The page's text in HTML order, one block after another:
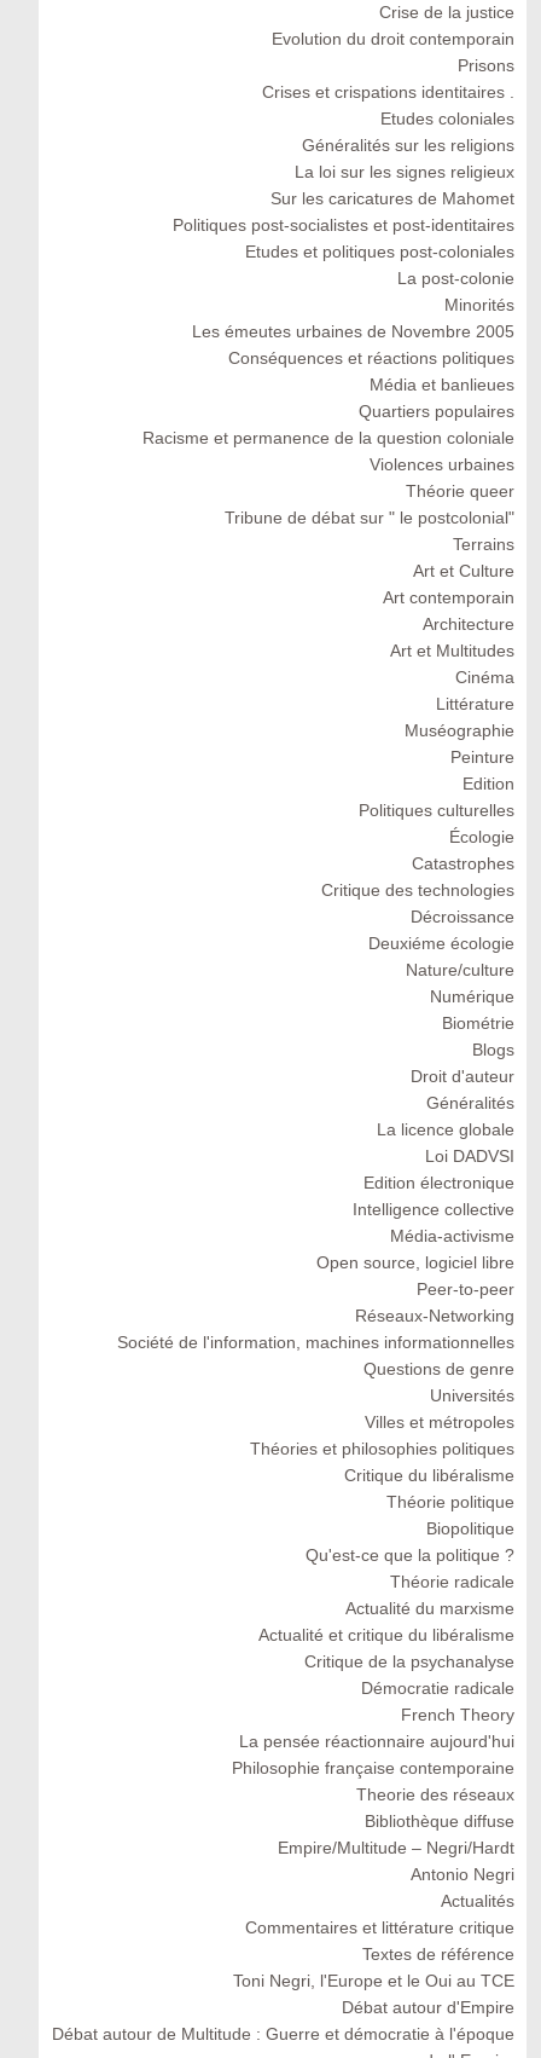
Crise de la justice
Evolution du droit contemporain
Prisons
Crises et crispations identitaires .
Etudes coloniales
Généralités sur les religions
La loi sur les signes religieux
Sur les caricatures de Mahomet
Politiques post-socialistes et post-identitaires
Etudes et politiques post-coloniales
La post-colonie
Minorités
Les émeutes urbaines de Novembre 2005
Conséquences et réactions politiques
Média et banlieues
Quartiers populaires
Racisme et permanence de la question coloniale
Violences urbaines
Théorie queer
Tribune de débat sur " le postcolonial"
Terrains
Art et Culture
Art contemporain
Architecture
Art et Multitudes
Cinéma
Littérature
Muséographie
Peinture
Edition
Politiques culturelles
Écologie
Catastrophes
Critique des technologies
Décroissance
Deuxiéme écologie
Nature/culture
Numérique
Biométrie
Blogs
Droit d'auteur
Généralités
La licence globale
Loi DADVSI
Edition électronique
Intelligence collective
Média-activisme
Open source, logiciel libre
Peer-to-peer
Réseaux-Networking
Société de l'information, machines informationnelles
Questions de genre
Universités
Villes et métropoles
Théories et philosophies politiques
Critique du libéralisme
Théorie politique
Biopolitique
Qu'est-ce que la politique ?
Théorie radicale
Actualité du marxisme
Actualité et critique du libéralisme
Critique de la psychanalyse
Démocratie radicale
French Theory
La pensée réactionnaire aujourd'hui
Philosophie française contemporaine
Theorie des réseaux
Bibliothèque diffuse
Empire/Multitude – Negri/Hardt
Antonio Negri
Actualités
Commentaires et littérature critique
Textes de référence
Toni Negri, l'Europe et le Oui au TCE
Débat autour d'Empire
Débat autour de Multitude : Guerre et démocratie à l'époque